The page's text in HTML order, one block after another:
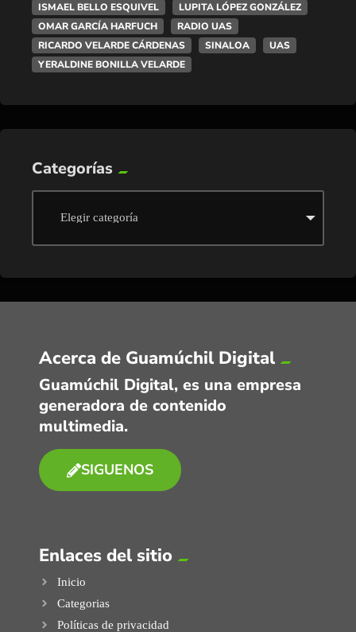
ISMAEL BELLO ESQUIVEL
LUPITA LÓPEZ GONZÁLEZ
OMAR GARCÍA HARFUCH
RADIO UAS
RICARDO VELARDE CÁRDENAS
SINALOA
UAS
YERALDINE BONILLA VELARDE
Categorías
Acerca de Guamúchil Digital
Guamúchil Digital, es una empresa
generadora de contenido
multimedia.
SIGUENOS
Enlaces del sitio
Inicio
Categorias
Políticas de privacidad